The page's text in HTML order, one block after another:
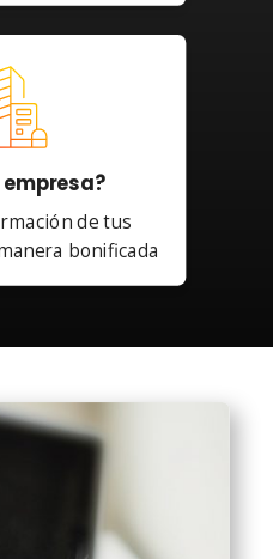
empresa?
de tus
bonificada